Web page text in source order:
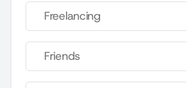
Freelancing
Friends